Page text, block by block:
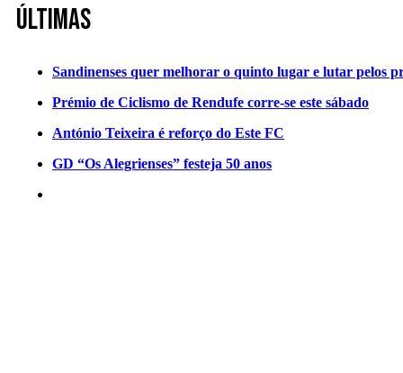
Últimas
Sandinenses quer melhorar o quinto lugar e lutar pelos
Prémio de Ciclismo de Rendufe corre-se este sábado
António Teixeira é reforço do Este FC
GD “Os Alegrienses” festeja 50 anos